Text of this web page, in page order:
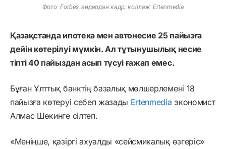
Фото: Forbes, видеодан кадр; коллаж: Ertenmedia
Қазақстанда ипотека мен автонесие 25 пайызға
дейін көтерілуі мүмкін. Ал тұтынушылық несие
тіпті 40 пайыздан асып түсуі ғажап емес.
Бұған Ұлттық банктің базалық мөлшерлемені 18
пайызға көтеруі себеп жазады Ertenmedia экономист
Алмас Шөкинге сілтеп.
«Меніңше, қазіргі ахуалды «сейсмикалық өзгеріс»